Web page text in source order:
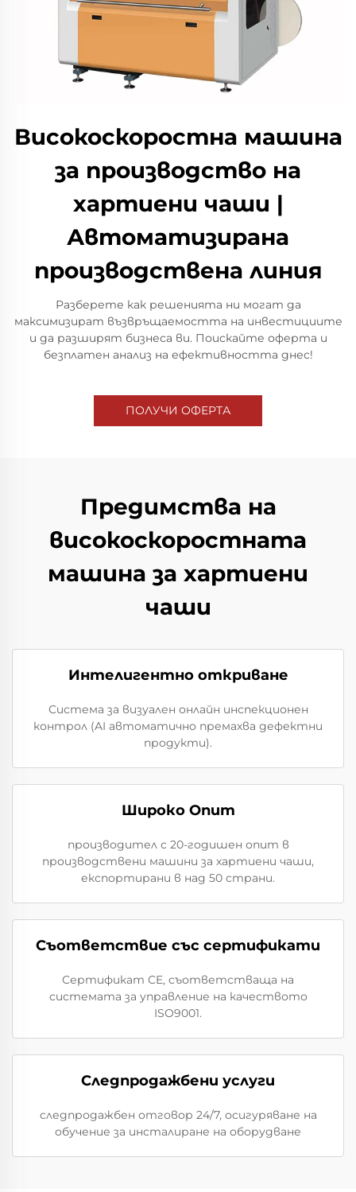
Високоскоростна машина
за производство на
хартиени чаши |
Автоматизирана
производствена линия
Разберете как решенията ни могат да
максимизират възвръщаемостта на инвестициите
и да разширят бизнеса ви. Поискайте оферта и
безплатен анализ на ефективността днес!
ПОЛУЧИ ОФЕРТА
Предимства на
високоскоростната
машина за хартиени
чаши
Интелигентно откриване
Система за визуален онлайн инспекционен
контрол (AI автоматично премахва дефектни
продукти).
Широко Опит
производител с 20-годишен опит в
производствени машини за хартиени чаши,
експортирани в над 50 страни.
Съответствие със сертификати
Сертификат CE, съответстваща на
системата за управление на качеството
ISO9001.
Следпродажбени услуги
следпродажбен отговор 24/7, осигуряване на
обучение за инсталиране на оборудване